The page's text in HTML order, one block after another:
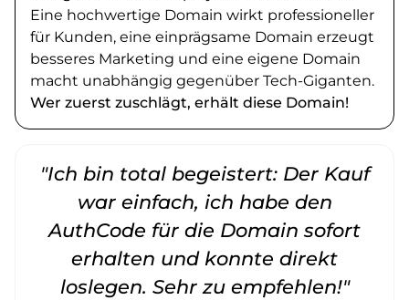
Eine hochwertige Domain wirkt professioneller
für Kunden, eine einprägsame Domain erzeugt
besseres Marketing und eine eigene Domain
macht unabhängig gegenüber Tech-Giganten.
Wer zuerst zuschlägt, erhält diese Domain!
"Ich bin total begeistert: Der Kauf
war einfach, ich habe den
AuthCode für die Domain sofort
erhalten und konnte direkt
loslegen. Sehr zu empfehlen!"